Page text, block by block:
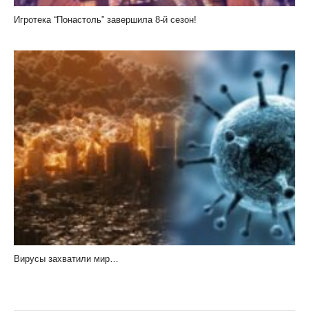
Игротека “Понастоль” завершила 8-й сезон!
Вирусы захватили мир…